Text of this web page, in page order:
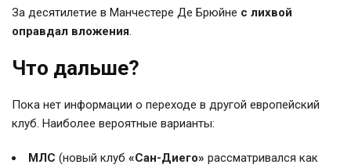
За десятилетие в Манчестере Де Брюйне с лихвой
оправдал вложения.
Что дальше?
Пока нет информации о переходе в другой европейский
клуб. Наиболее вероятные варианты:
МЛС (новый клуб «Сан-Диего» рассматривался как